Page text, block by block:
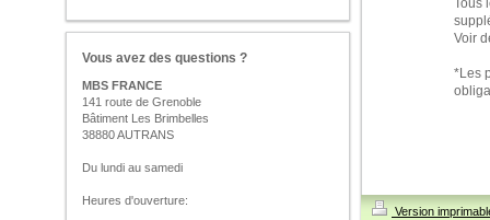
Vous avez des questions ?
MBS FRANCE
141 route de Grenoble
Bâtiment Les Brimbelles
38880 AUTRANS
Du lundi au samedi
Heures d'ouverture:
Voir
*Les
Version